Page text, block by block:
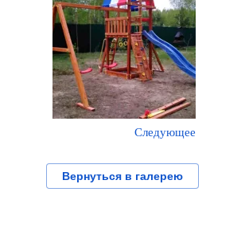
Следующее
Вернуться в галерею